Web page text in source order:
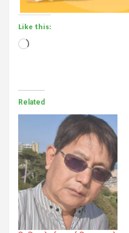
Like this:
Loading…
Related